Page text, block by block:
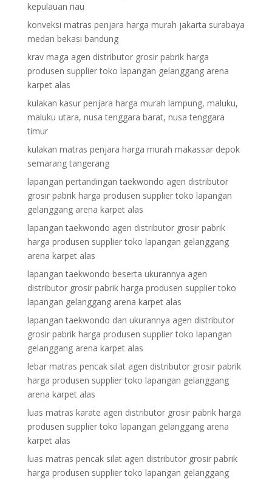
kepulauan riau
konveksi matras penjara harga murah jakarta surabaya
medan bekasi bandung
krav maga agen distributor grosir pabrik harga
produsen supplier toko lapangan gelanggang arena
karpet alas
kulakan kasur penjara harga murah lampung, maluku,
maluku utara, nusa tenggara barat, nusa tenggara
timur
kulakan matras penjara harga murah makassar depok
semarang tangerang
lapangan pertandingan taekwondo agen distributor
grosir pabrik harga produsen supplier toko lapangan
gelanggang arena karpet alas
lapangan taekwondo agen distributor grosir pabrik
harga produsen supplier toko lapangan gelanggang
arena karpet alas
lapangan taekwondo beserta ukurannya agen
distributor grosir pabrik harga produsen supplier toko
lapangan gelanggang arena karpet alas
lapangan taekwondo dan ukurannya agen distributor
grosir pabrik harga produsen supplier toko lapangan
gelanggang arena karpet alas
lebar matras pencak silat agen distributor grosir pabrik
harga produsen supplier toko lapangan gelanggang
arena karpet alas
luas matras karate agen distributor grosir pabrik harga
produsen supplier toko lapangan gelanggang arena
karpet alas
luas matras pencak silat agen distributor grosir pabrik
harga produsen supplier toko lapangan gelanggang